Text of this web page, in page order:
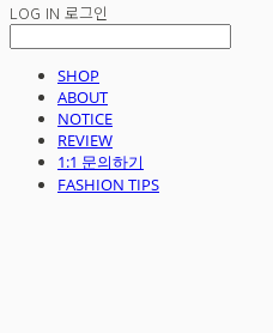
LOG IN 로그인
SHOP
ABOUT
NOTICE
REVIEW
1:1 문의하기
FASHION TIPS